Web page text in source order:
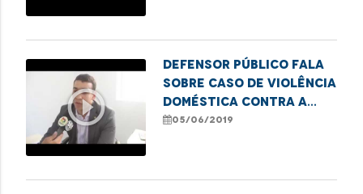
play_circle_outline
Defensor público fala
sobre caso de violência
doméstica contra a
mulher
05/06/2019